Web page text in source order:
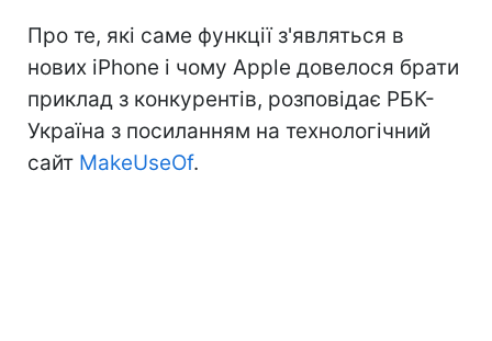
Про те, які саме функції з'являться в
нових iPhone і чому Apple довелося брати
приклад з конкурентів, розповідає РБК-
Україна з посиланням на технологічний
сайт MakeUseOf.